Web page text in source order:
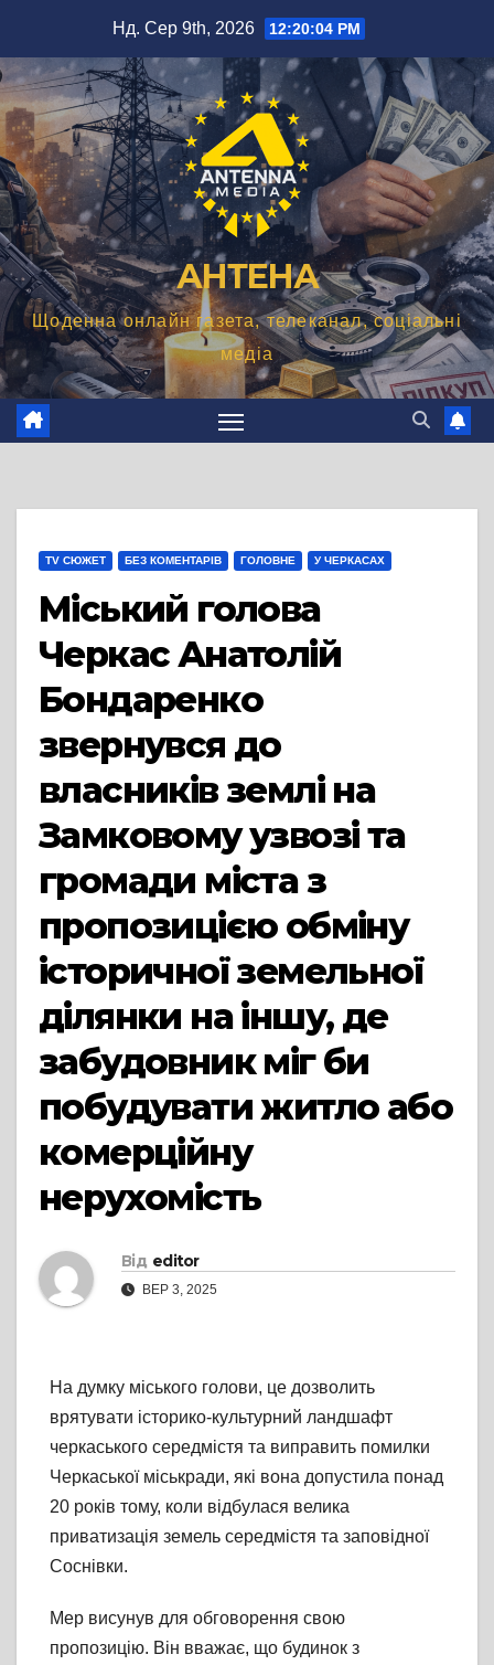
вмісту
Нд. Сер 9th, 2026 12:20:05 PM
АНТЕНА
Щоденна онлайн газета, телеканал, соціальні
медіа
TV СЮЖЕТ БЕЗ КОМЕНТАРІВ ГОЛОВНЕ У ЧЕРКАСАХ
Міський голова
Черкас Анатолій
Бондаренко
звернувся до
власників землі на
Замковому узвозі та
громади міста з
пропозицією обміну
історичної земельної
ділянки на іншу, де
забудовник міг би
побудувати житло або
комерційну
нерухомість
Від editor
ВЕР 3, 2025
На думку міського голови, це дозволить
врятувати історико-культурний ландшафт
черкаського середмістя та виправить помилки
Черкаської міськради, які вона допустила понад
20 років тому, коли відбулася велика
приватизація земель середмістя та заповідної
Соснівки.
Мер висунув для обговорення свою
пропозицію. Він вважає, що будинок з